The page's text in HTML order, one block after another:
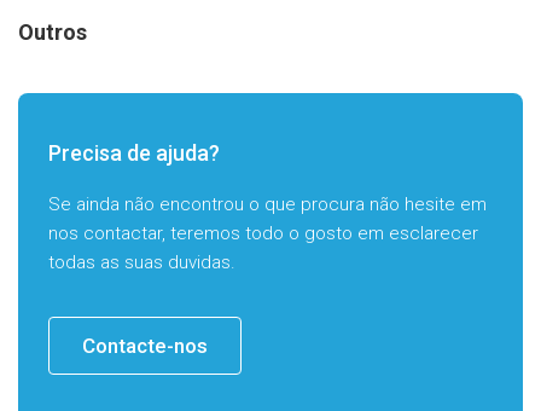
Outros
Precisa de ajuda?
Se ainda não encontrou o que procura não hesite em
nos contactar, teremos todo o gosto em esclarecer
todas as suas duvidas.
Contacte-nos